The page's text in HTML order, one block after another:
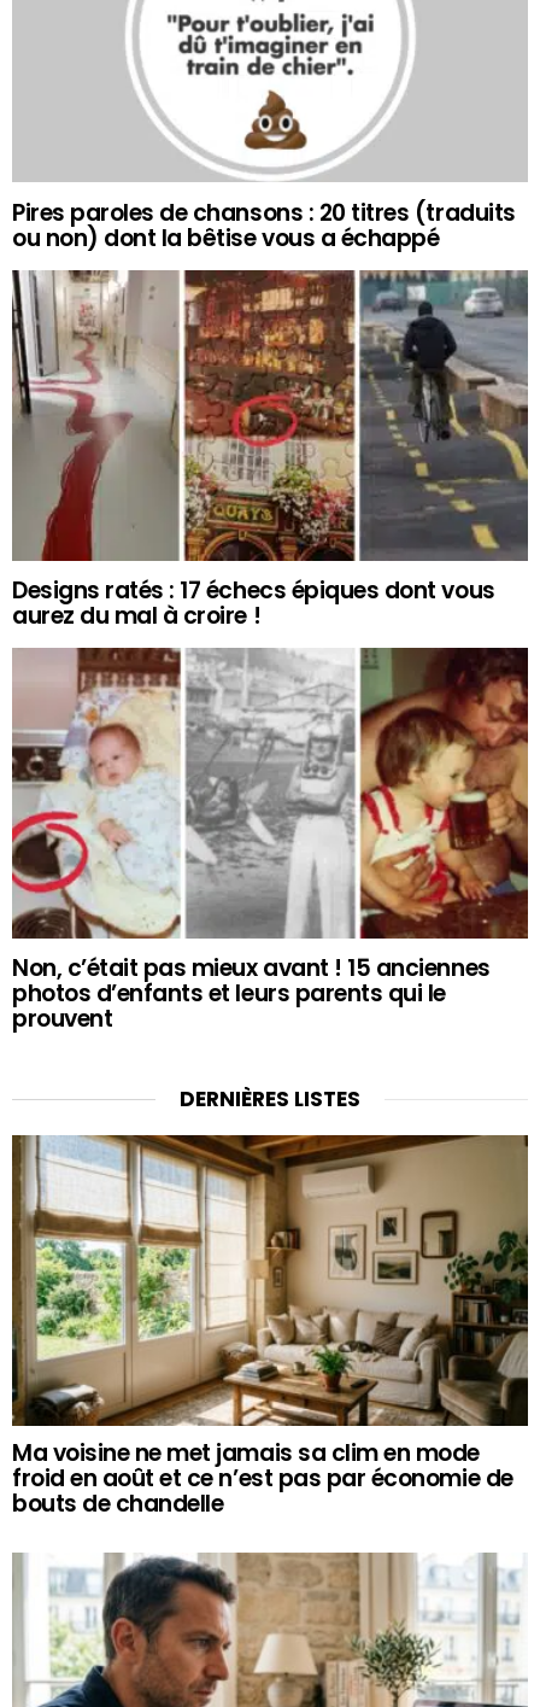
Pires paroles de chansons : 20 titres (traduits
ou non) dont la bêtise vous a échappé
Designs ratés : 17 échecs épiques dont vous
aurez du mal à croire !
Non, c’était pas mieux avant ! 15 anciennes
photos d’enfants et leurs parents qui le
prouvent
DERNIÈRES LISTES
Ma voisine ne met jamais sa clim en mode
froid en août et ce n’est pas par économie de
bouts de chandelle